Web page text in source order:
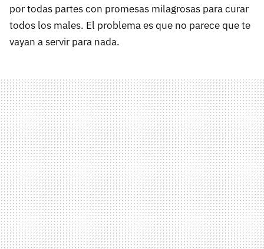
por todas partes con promesas milagrosas para curar
todos los males. El problema es que no parece que te
vayan a servir para nada.